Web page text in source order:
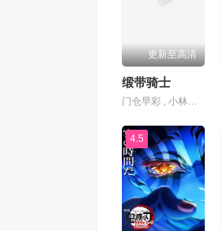
更新至高清
缎带骑士
门仓早彩 , 小林星兰 , 内山昂辉 , 新谷真弓
4.5